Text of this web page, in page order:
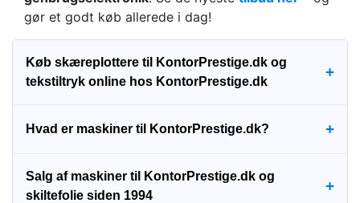
gør et godt køb allerede i dag!
Køb skæreplottere til KontorPrestige.dk og
tekstiltryk online hos KontorPrestige.dk
+
Hvad er maskiner til KontorPrestige.dk? +
Salg af maskiner til KontorPrestige.dk og
skiltefolie siden 1994
+